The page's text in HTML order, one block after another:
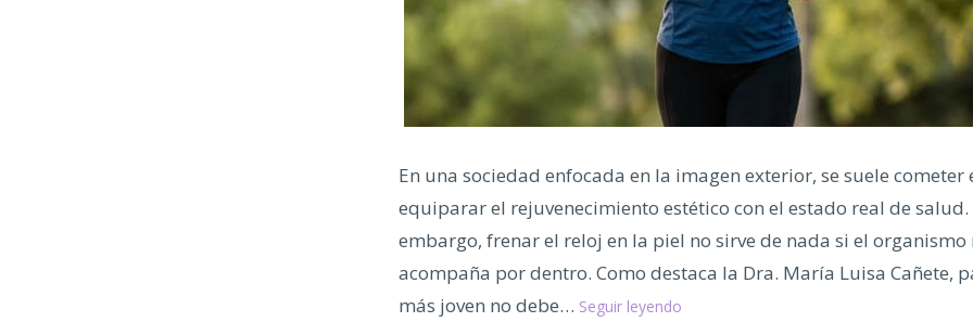
En una sociedad enfocada en la imagen exterior, se suele cometer
equiparar el rejuvenecimiento estético con el estado real de salud.
embargo, frenar el reloj en la piel no sirve de nada si el organismo
acompaña por dentro. Como destaca la Dra. María Luisa Cañete,
más joven no debe… Seguir leyendo